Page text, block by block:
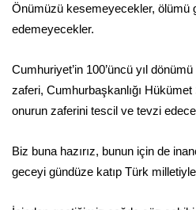
Önümüzü kesemeyecekler, ölümü
edemeyecekler.
Cumhuriyet’in 100’üncü yıl
zaferi, Cumhurbaşkanlığı
onurun zaferini tescil ve tevzi
Biz buna hazırız, bunun için de
geceyi gündüze katıp Türk